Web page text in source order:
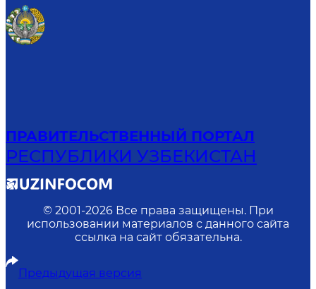
ПРАВИТЕЛЬСТВЕННЫЙ ПОРТАЛ
РЕСПУБЛИКИ УЗБЕКИСТАН
© 2001-2026 Все права защищены. При
использовании материалов с данного сайта
ссылка на сайт обязательна.
Предыдущая версия